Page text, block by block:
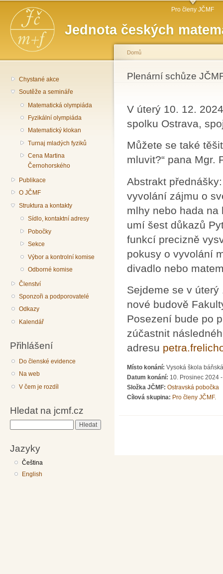
Jednota českých
Hlavní menu Pro členy JČMF
Chystané akce
Soutěže a semináře
Matematická olympiáda
Fyzikální olympiáda
Matematický klokan
Turnaj mladých fyziků
Cena Martina
Černohorského
Publikace
O JČMF
Struktura a kontakty
Sídlo, kontaktní adresy
Pobočky
Sekce
Výbor a kontrolní komise
Odborné komise
Členství
Sponzoři a podporovatelé
Odkazy
Kalendář
Přihlášení
Do členské evidence
Na web
V čem je rozdíl
Hledat na jcmf.cz
Jazyky
Čeština
English
Jste zde
Domů
Plenární schůze
V úterý 10. 12.
spolku Ostrava,
Můžete se také
mluvit?“ pana Mgr.
Abstrakt
vyvolání zájmu o
mlhy nebo hada na
umí šest důkazů
funkcí precizně
pokusy o vyvolání
divadlo nebo
Sejdeme se v
nové budově
Posezení bude po
zúčastnit
adresu
Místo konání: Vysoká škola
Datum konání: 10. Prosinec 2024
Složka JČMF: Ostravská pobočka
Cílová skupina: Pro členy JČMF.